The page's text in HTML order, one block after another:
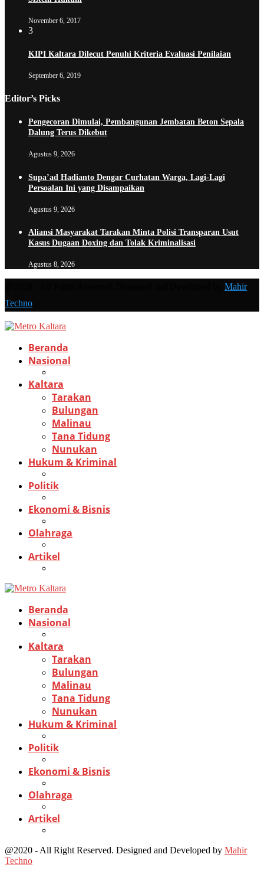
November 6, 2017
3
KIPI Kaltara Dilecut Penuhi Kriteria Evaluasi Penilaian
September 6, 2019
Editor’s Picks
Pengecoran Dimulai, Pembangunan Jembatan Beton Sepala
Dalung Terus Dikebut
Agustus 9, 2026
Supa’ad Hadianto Dengar Curhatan Warga, Lagi-Lagi
Persoalan Ini yang Disampaikan
Agustus 9, 2026
Aliansi Masyarakat Tarakan Minta Polisi Transparan Usut
Kasus Dugaan Doxing dan Tolak Kriminalisasi
Agustus 8, 2026
Mahir
Techno
Beranda
Nasional
Kaltara
Tarakan
Bulungan
Malinau
Tana Tidung
Nunukan
Hukum & Kriminal
Politik
Ekonomi & Bisnis
Olahraga
Artikel
Beranda
Nasional
Kaltara
Tarakan
Bulungan
Malinau
Tana Tidung
Nunukan
Hukum & Kriminal
Politik
Ekonomi & Bisnis
Olahraga
Artikel
@2020 - All Right Reserved. Designed and Developed by Mahir
Techno